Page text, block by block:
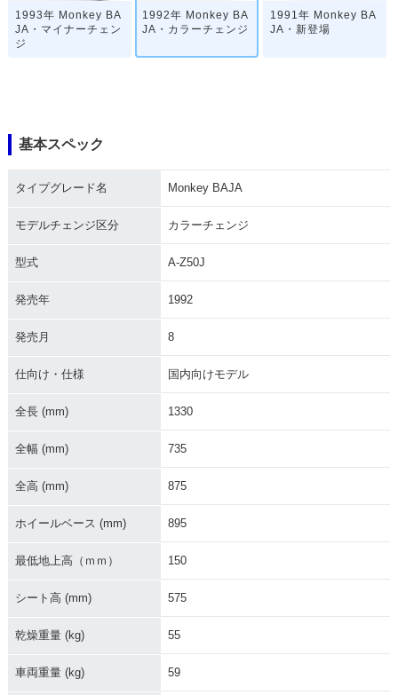
1993年 Monkey BA
JA・マイナーチェン
ジ
1992年 Monkey BA
JA・カラーチェンジ
1991年 Monkey BA
JA・新登場
基本スペック
タイプグレード名 Monkey BAJA
モデルチェンジ区分 カラーチェンジ
型式 A-Z50J
発売年 1992
発売月 8
仕向け・仕様 国内向けモデル
全長 (mm) 1330
全幅 (mm) 735
全高 (mm) 875
ホイールベース (mm) 895
最低地上高（ｍｍ） 150
シート高 (mm) 575
乾燥重量 (kg) 55
車両重量 (kg) 59